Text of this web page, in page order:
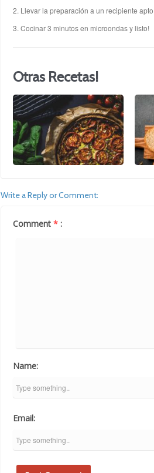
2. Llevar la preparación a un recipiente
3. Cocinar 3 minutos en microondas y listo!
Otras Recetas!
Write a Reply or Comment:
Comment * :
Name:
Email: